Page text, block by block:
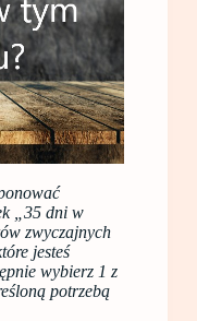
„35 dni w
zwyczajnych
jesteś
wybierz 1 z
potrzebą